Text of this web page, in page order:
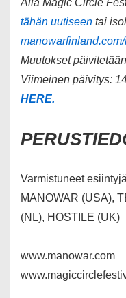
Alla Magic Circle
tähän uutiseen tai
Muutokset
Viimeinen päivitys:
HERE.
Varmistuneet
MANOWAR (USA),
(NL), HOSTILE (UK)
www.manowar.com